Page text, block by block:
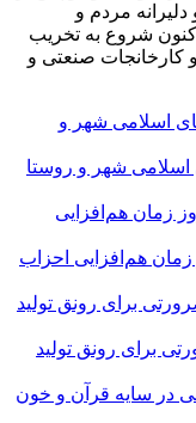
مردم و
شروع به تخریب
کارخانجات صنعتی و
اسلامی شهر و روستا
هم‌افزایی احزاب
برای رونق تولید